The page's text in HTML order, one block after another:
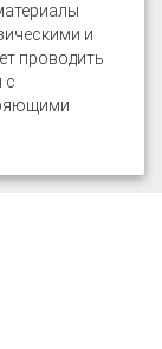
и
проводить
с